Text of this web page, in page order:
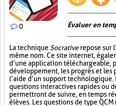
0 Évaluer en
La technique Socrativerepose sur
même nom. Ce site internet,
d’une application téléchargeable,
développement, les progrès et les
l’aide d’un support
questions interactives rapides ou
permettront de suivre, en temps
élèves. Les questions de type